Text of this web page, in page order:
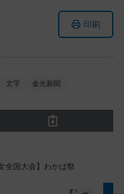
印刷
文字 金光新聞
全国大会】わかば祭